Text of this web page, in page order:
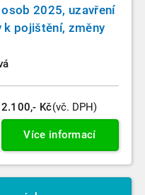
2025, uzavření
k pojištění, změny
2.100,- Kč(vč. DPH)
Více informací